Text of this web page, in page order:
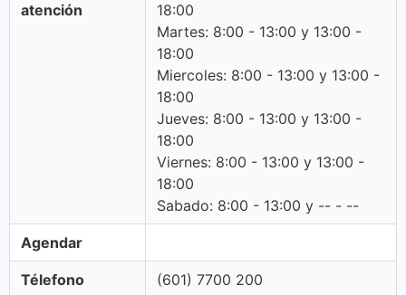
atención
18:00
Martes: 8:00 - 13:00 y 13:00 -
18:00
Miercoles: 8:00 - 13:00 y 13:00 -
18:00
Jueves: 8:00 - 13:00 y 13:00 -
18:00
Viernes: 8:00 - 13:00 y 13:00 -
18:00
Sabado: 8:00 - 13:00 y -- - --
Agendar
Télefono (601) 7700 200